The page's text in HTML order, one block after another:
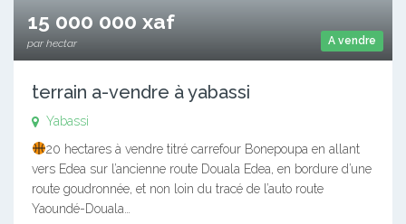
A vendre
15 000 000 xaf
par hectar
terrain a-vendre à yabassi
Yabassi
20 hectares à vendre titré carrefour Bonepoupa en allant
vers Edea sur l’ancienne route Douala Edea, en bordure d’une
route goudronnée, et non loin du tracé de l’auto route
Yaoundé-Douala…